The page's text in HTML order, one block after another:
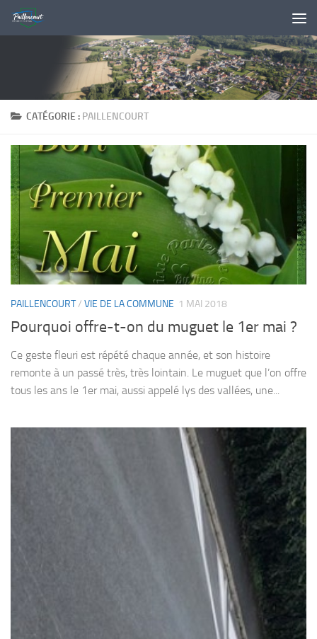
Skip to content
CATÉGORIE : PAILLENCOURT
PAILLENCOURT/ VIE DE LA COMMUNE 1 MAI 2018
Pourquoi offre-t-on du muguet le 1er mai ?
Ce geste fleuri est répété chaque année, et son histoire
remonte à un passé très, très lointain. Le muguet que l’on offre
tous les ans le 1er mai, aussi appelé lys des vallées, une...